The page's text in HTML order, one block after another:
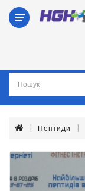
Категорії
Пептиди
Пептиди